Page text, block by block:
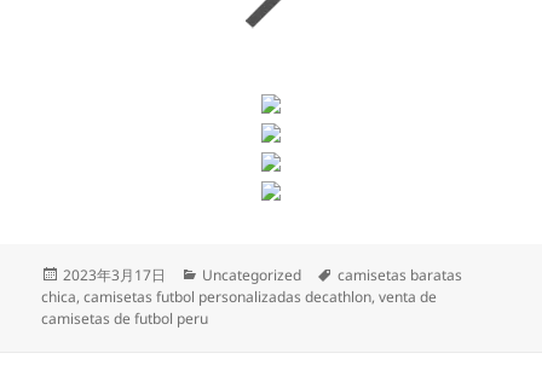
Publicado
el
2023年3月17日 Categorías
Uncategorized Etiquetas
camisetas baratas
chica,camisetas futbol personalizadas decathlon,venta de
camisetas de futbol peru